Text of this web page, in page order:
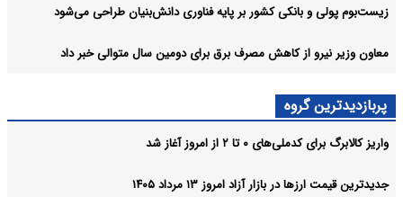
زیست‌بوم پولی و بانکی کشور بر پایه فناوری دانش‌بنیان طراحی می‌شود
معاون وزیر نیرو از کاهش مصرف برق برای دومین سال متوالی خبر داد
پربازدیدترین گروه
واریز کالابرگ برای کدملی‌های ۰ تا ۲ از امروز آغاز شد
جدیدترین قیمت ارزها در بازار آزاد امروز ۱۳ مرداد ۱۴۰۵